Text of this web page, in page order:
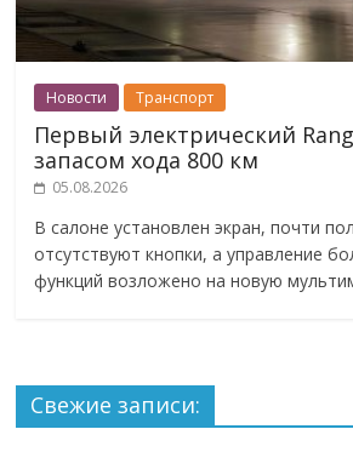
Новости Транспорт
Первый электрический
запасом хода 800 км
05.08.2026
В салоне установлен экран, почти
отсутствуют кнопки, а управление
функций возложено на новую
Свежие записи: